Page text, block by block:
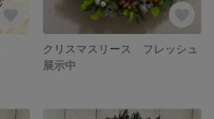
クリスマスリース フレッシュ
展示中